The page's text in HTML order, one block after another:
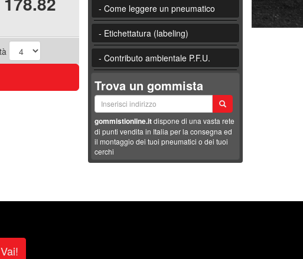
- Come leggere un pneumatico
- Etichettatura (labeling)
- Contributo ambientale P.F.U.
Trova un gommista
gommistionline.itdispone di una vasta rete
di punti vendita in Italia per la consegna ed
il montaggio dei tuoi pneumatici o dei tuoi
cerchi
Vai!